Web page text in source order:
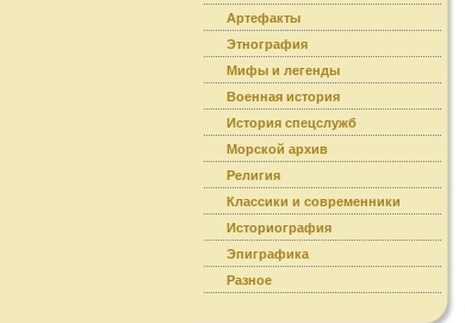
Артефакты
Этнография
Мифы и легенды
Военная история
История спецслужб
Морской архив
Религия
Классики и современники
Историография
Эпиграфика
Разное